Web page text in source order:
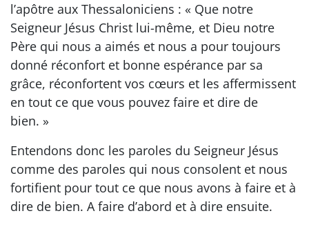
l’apôtre aux Thessaloniciens : « Que notre
Seigneur Jésus Christ lui-même, et Dieu notre
Père qui nous a aimés et nous a pour toujours
donné réconfort et bonne espérance par sa
grâce, réconfortent vos cœurs et les affermissent
en tout ce que vous pouvez faire et dire de
bien. »
Entendons donc les paroles du Seigneur Jésus
comme des paroles qui nous consolent et nous
fortifient pour tout ce que nous avons à faire et à
dire de bien. A faire d’abord et à dire ensuite.